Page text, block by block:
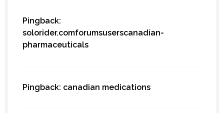
Pingback:
solorider.comforumsuserscanadian-
pharmaceuticals
Pingback: canadian medications